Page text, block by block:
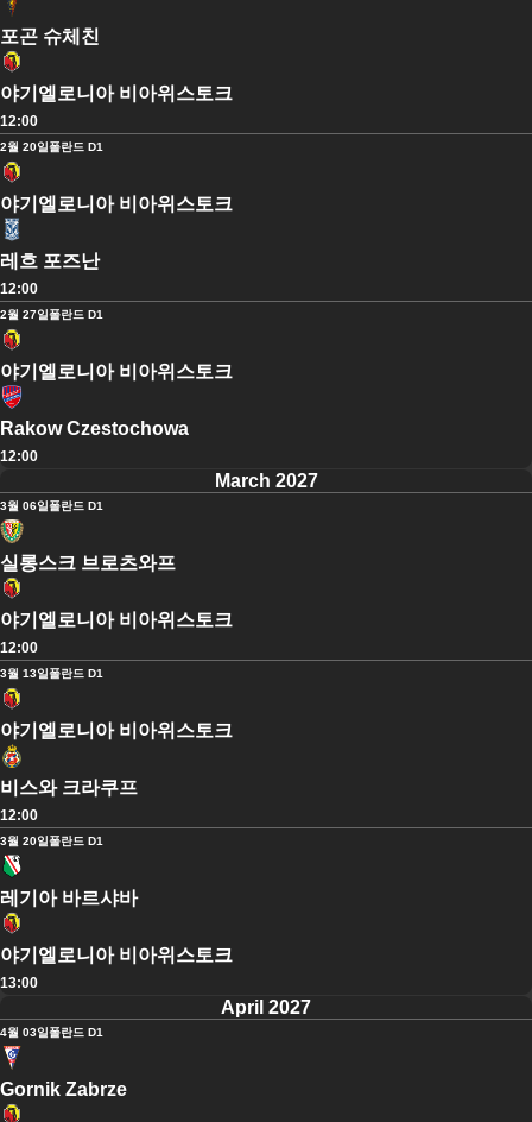
포곤 슈체친
야기엘로니아 비아위스토크
12:00
2월 20일폴란드 D1
야기엘로니아 비아위스토크
레흐 포즈난
12:00
2월 27일폴란드 D1
야기엘로니아 비아위스토크
Rakow Czestochowa
12:00
March 2027
3월 06일폴란드 D1
실롱스크 브로츠와프
야기엘로니아 비아위스토크
12:00
3월 13일폴란드 D1
야기엘로니아 비아위스토크
비스와 크라쿠프
12:00
3월 20일폴란드 D1
레기아 바르샤바
야기엘로니아 비아위스토크
13:00
April 2027
4월 03일폴란드 D1
Gornik Zabrze